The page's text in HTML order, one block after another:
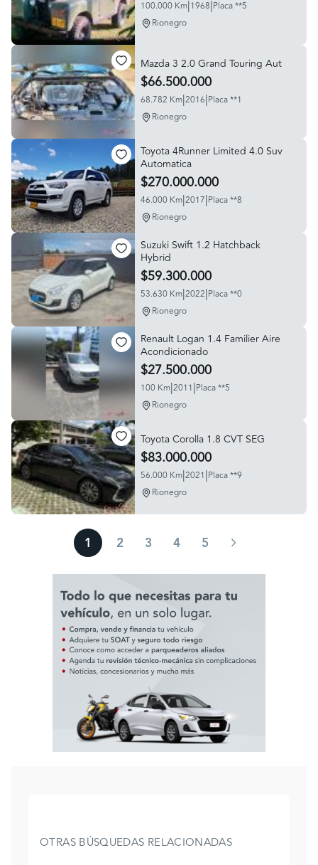
100.000 Km|1968|Placa **5
Rionegro
Mazda 3 2.0 Grand Touring Aut
$66.500.000
68.782 Km|2016|Placa **1
Rionegro
Toyota 4Runner Limited 4.0 Suv
Automatica
$270.000.000
46.000 Km|2017|Placa **8
Rionegro
Suzuki Swift 1.2 Hatchback
Hybrid
$59.300.000
53.630 Km|2022|Placa **0
Rionegro
Renault Logan 1.4 Familier Aire
Acondicionado
$27.500.000
100 Km|2011|Placa **5
Rionegro
Toyota Corolla 1.8 CVT SEG
$83.000.000
56.000 Km|2021|Placa **9
Rionegro
1 2 3 4 5
OTRAS BÚSQUEDAS RELACIONADAS